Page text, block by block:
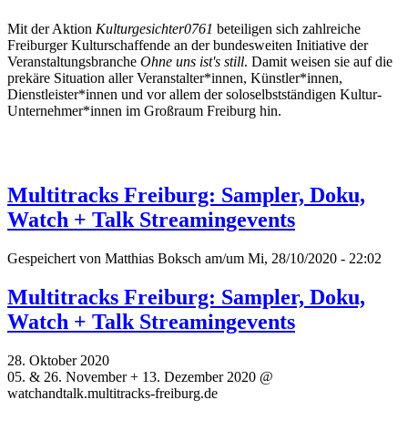
Mit der Aktion Kulturgesichter0761 beteiligen sich zahlreiche
Freiburger Kulturschaffende an der bundesweiten Initiative der
Veranstaltungsbranche Ohne uns ist's still. Damit weisen sie auf die
prekäre Situation aller Veranstalter*innen, Künstler*innen,
Dienstleister*innen und vor allem der soloselbstständigen Kultur-
Unternehmer*innen im Großraum Freiburg hin.
Multitracks Freiburg: Sampler, Doku,
Watch + Talk Streamingevents
Gespeichert von Matthias Boksch am/um Mi, 28/10/2020 - 22:02
Multitracks Freiburg: Sampler, Doku,
Watch + Talk Streamingevents
28. Oktober 2020
05. & 26. November + 13. Dezember 2020 @
watchandtalk.multitracks-freiburg.de